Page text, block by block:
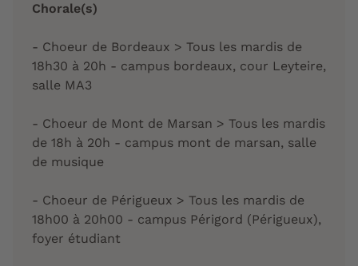
Chorale(s)
- Choeur de Bordeaux > Tous les mardis de
18h30 à 20h - campus bordeaux, cour Leyteire,
salle MA3
- Choeur de Mont de Marsan > Tous les mardis
de 18h à 20h - campus mont de marsan, salle
de musique
- Choeur de Périgueux > Tous les mardis de
18h00 à 20h00 - campus Périgord (Périgueux),
foyer étudiant